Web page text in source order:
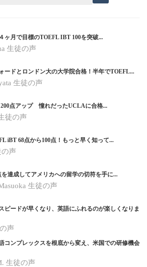
ヶ月で目標のTOEFL IBT 100を突破...
生徒の声
ードとロンドン大の大学院合格！半年でTOEFL...
生徒の声
点アップ 憧れだったUCLAに合格...
徒の声
iBT 68点から100点！もっと早く知って...
の声
を達成してアメリカへの留学の切符を手に...
生徒の声
ピードが早くなり、英語にふれるのが楽しくなりま
声
コンプレックスを根底から変え、米国での研修機会
生徒の声